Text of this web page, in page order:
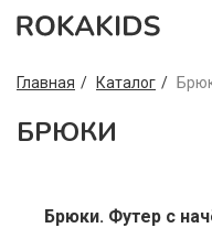
Главная Каталог
БРЮКИ
Брюки. Футер с